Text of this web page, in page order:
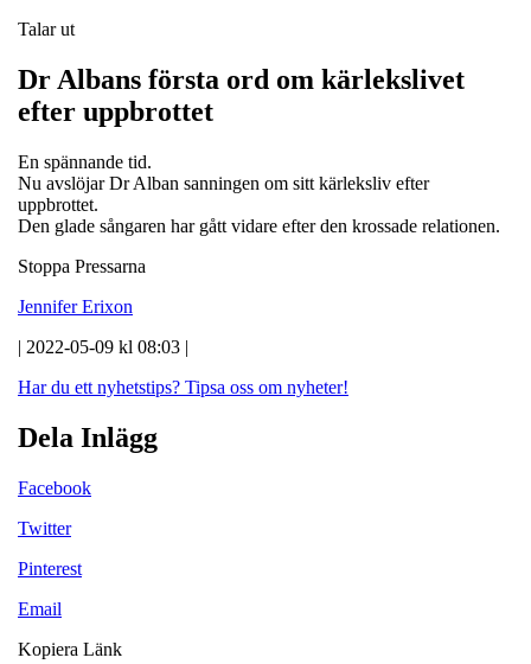
Talar ut
Dr Albans första ord om kärlekslivet
efter uppbrottet
En spännande tid.
Nu avslöjar Dr Alban sanningen om sitt kärleksliv efter
uppbrottet.
Den glade sångaren har gått vidare efter den krossade relationen.
Stoppa Pressarna
Jennifer Erixon
| 2022-05-09 kl 08:03 |
Har du ett nyhetstips? Tipsa oss om nyheter!
Dela Inlägg
Facebook
Twitter
Pinterest
Email
Kopiera Länk